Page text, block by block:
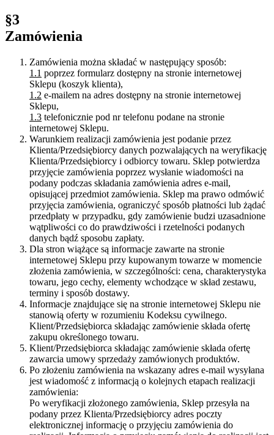
§3
Zamówienia
Zamówienia można składać w następujący sposób:
1.1 poprzez formularz dostępny na stronie internetowej
Sklepu (koszyk klienta),
1.2 e-mailem na adres dostępny na stronie internetowej
Sklepu,
1.3 telefonicznie pod nr telefonu podane na stronie
internetowej Sklepu.
Warunkiem realizacji zamówienia jest podanie przez
Klienta/Przedsiębiorcy danych pozwalających na weryfikację
Klienta/Przedsiębiorcy i odbiorcy towaru. Sklep potwierdza
przyjęcie zamówienia poprzez wysłanie wiadomości na
podany podczas składania zamówienia adres e-mail,
opisującej przedmiot zamówienia. Sklep ma prawo odmówić
przyjęcia zamówienia, ograniczyć sposób płatności lub żądać
przedpłaty w przypadku, gdy zamówienie budzi uzasadnione
wątpliwości co do prawdziwości i rzetelności podanych
danych bądź sposobu zapłaty.
Dla stron wiążące są informacje zawarte na stronie
internetowej Sklepu przy kupowanym towarze w momencie
złożenia zamówienia, w szczególności: cena, charakterystyka
towaru, jego cechy, elementy wchodzące w skład zestawu,
terminy i sposób dostawy.
Informacje znajdujące się na stronie internetowej Sklepu nie
stanowią oferty w rozumieniu Kodeksu cywilnego.
Klient/Przedsiębiorca składając zamówienie składa ofertę
zakupu określonego towaru.
Klient/Przedsiębiorca składając zamówienie składa ofertę
zawarcia umowy sprzedaży zamówionych produktów.
Po złożeniu zamówienia na wskazany adres e-mail wysyłana
jest wiadomość z informacją o kolejnych etapach realizacji
zamówienia:
Po weryfikacji złożonego zamówienia, Sklep przesyła na
podany przez Klienta/Przedsiębiorcy adres poczty
elektronicznej informację o przyjęciu zamówienia do